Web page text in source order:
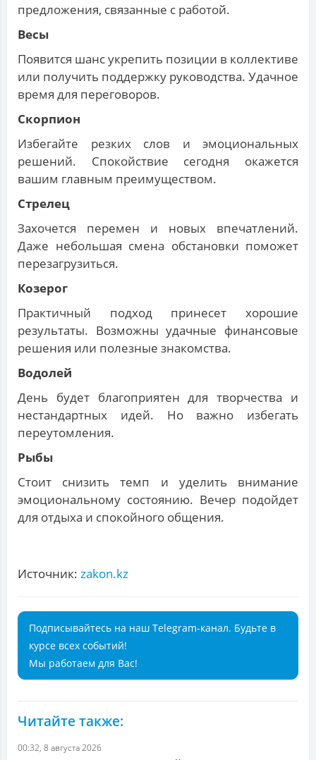
предложения, связанные с работой.
Весы
Появится шанс укрепить позиции в коллективе
или получить поддержку руководства. Удачное
время для переговоров.
Скорпион
Избегайте резких слов и эмоциональных
решений. Спокойствие сегодня окажется
вашим главным преимуществом.
Стрелец
Захочется перемен и новых впечатлений.
Даже небольшая смена обстановки поможет
перезагрузиться.
Козерог
Практичный подход принесет хорошие
результаты. Возможны удачные финансовые
решения или полезные знакомства.
Водолей
День будет благоприятен для творчества и
нестандартных идей. Но важно избегать
переутомления.
Рыбы
Стоит снизить темп и уделить внимание
эмоциональному состоянию. Вечер подойдет
для отдыха и спокойного общения.
Источник: zakon.kz
Подписывайтесь на наш Telegram-канал. Будьте в
курсе всех событий!
Мы работаем для Вас!
Читайте также:
00:32, 8 августа 2026